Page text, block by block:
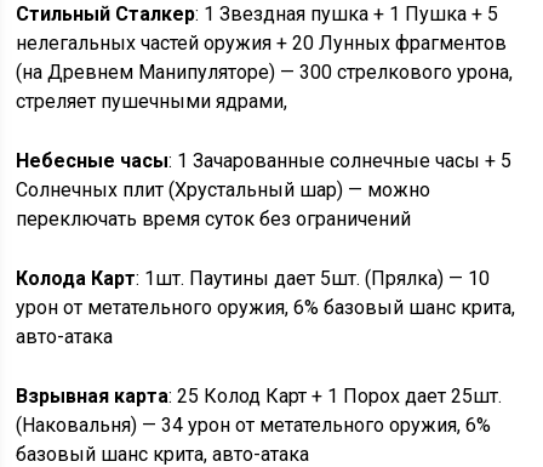
Стильный Сталкер: 1 Звездная пушка + 1 Пушка + 5
нелегальных частей оружия + 20 Лунных фрагментов
(на Древнем Манипуляторе) — 300 стрелкового урона,
стреляет пушечными ядрами,
Небесные часы: 1 Зачарованные солнечные часы + 5
Солнечных плит (Хрустальный шар) — можно
переключать время суток без ограничений
Колода Карт: 1шт. Паутины дает 5шт. (Прялка) — 10
урон от метательного оружия, 6% базовый шанс крита,
авто-атака
Взрывная карта: 25 Колод Карт + 1 Порох дает 25шт.
(Наковальня) — 34 урон от метательного оружия, 6%
базовый шанс крита, авто-атака